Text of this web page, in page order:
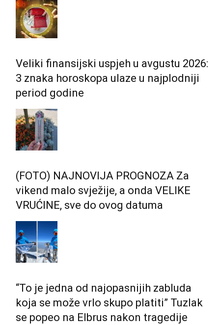
Veliki finansijski uspjeh u avgustu 2026:
3 znaka horoskopa ulaze u najplodniji
period godine
(FOTO) NAJNOVIJA PROGNOZA Za
vikend malo svježije, a onda VELIKE
VRUĆINE, sve do ovog datuma
“To je jedna od najopasnijih zabluda
koja se može vrlo skupo platiti” Tuzlak
se popeo na Elbrus nakon tragedije